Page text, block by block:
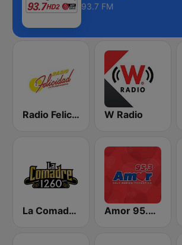
93.7 FM
Radio Felicidad 1180 AM W Radio
La Comadre 1260 AM Amor 95.3 FM